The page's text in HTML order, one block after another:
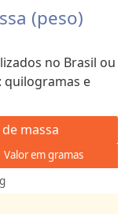
(peso)
no Brasil ou
quilogramas e
massa
Valor em gramas